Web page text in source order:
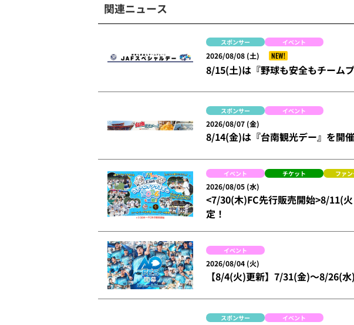
関連ニュース
スポンサー イベント
2026/08/08 (土) NEW!
8/15(土)は『野球も安全もチーム
スポンサー イベント
2026/08/07 (金)
8/14(金)は『台南観光デー』を開催
イベント チケット ファ
2026/08/05 (水)
<7/30(木)FC先行販売開始>8/11(
定！
イベント
2026/08/04 (火)
【8/4(火)更新】7/31(金)～8/26(
スポンサー イベント